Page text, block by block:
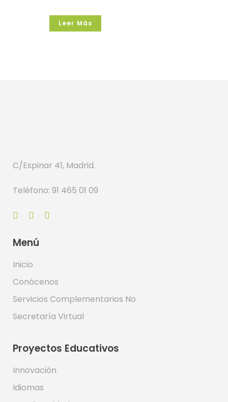
Leer Más
C/Espinar 41, Madrid.
Teléfono: 91 465 01 09
Menú
Inicio
Conócenos
Servicios Complementarios No
Secretaría Virtual
Proyectos Educativos
Innovación
Idiomas